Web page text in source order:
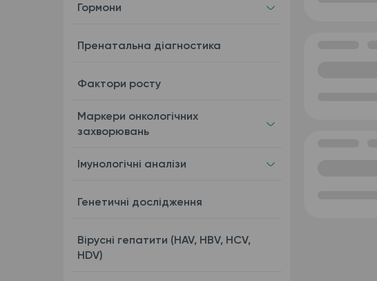
Гормони
Пренатальна діагностика
Фактори росту
Маркери онкологічних
захворювань
Імунологічні аналізи
Генетичні дослідження
Вірусні гепатити (HAV, HBV, HCV,
HDV)